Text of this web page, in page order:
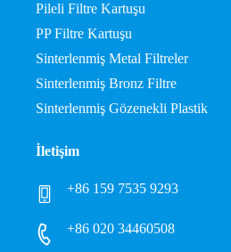
Pileli Filtre Kartuşu
PP Filtre Kartuşu
Sinterlenmiş Metal Filtreler
Sinterlenmiş Bronz Filtre
Sinterlenmiş Gözenekli Plastik
İletişim
+86 159 7535 9293
+86 020 34460508